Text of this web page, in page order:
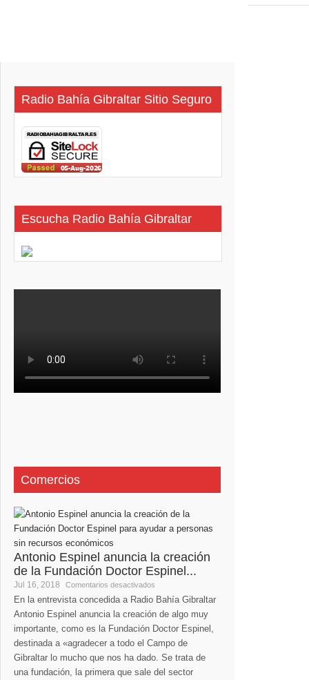
Radio Bahía Gibraltar Sitio Seguro
Escucha Radio Bahía Gibraltar
Comercios
Antonio Espinel anuncia la creación
de la Fundación Doctor Espinel...
Jul 16, 2018 Comentarios desactivados
En la entrevista concedida a Radio Bahía Gibraltar
Antonio Espinel anuncia la creación de algo muy
importante, como es la Fundación Doctor Espinel,
destinada a «agradecer a todo el Campo de
Gibraltar lo mucho que nos ha dado. Se trata de
una fundación, la primera que sale del sector